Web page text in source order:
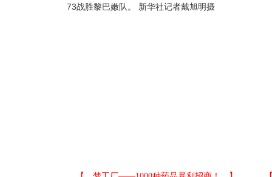
73战胜黎巴嫩队。 新华社记者戴旭明摄